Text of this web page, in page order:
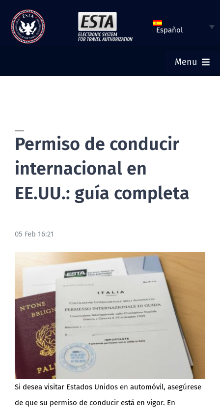
contenido
Español
Menu
VERIFICAR ESTATUS DE ESTA
VISA TURÍSTICA
BLOG
Permiso de conducir
internacional en
EE.UU.: guía completa
05 Feb 16:21
Si desea visitar Estados Unidos en automóvil, asegúrese
de que su permiso de conducir está en vigor. En